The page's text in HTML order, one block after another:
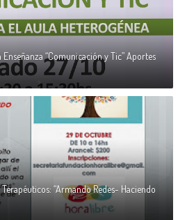
“Comunicación y Tic” Aportes
“Armando Redes- Haciendo